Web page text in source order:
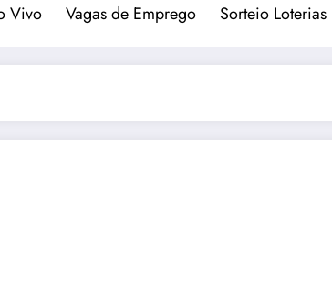
Vivo Vagas de Emprego Sorteio Loterias